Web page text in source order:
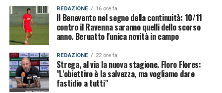
REDAZIONE 16 ore fa
Il Benevento nel segno della continuità: 10/11
contro il Ravenna saranno quelli dello scorso
anno. Beruatto l'unica novità in campo
REDAZIONE 22 ore fa
Strega, al via la nuova stagione. Floro Flores:
"L'obiettivo è la salvezza, ma vogliamo dare
fastidio a tutti"